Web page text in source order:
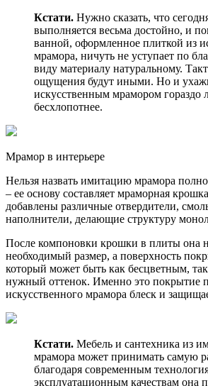
Кстати. Нужно сказать, что
выполняется весьма достойно, и
ванной, оформленное плиткой из
мрамора, ничуть не уступает по
виду материалу натуральному.
ощущения будут иными. Но и
искусственным мрамором гораздо
бесхлопотнее.
Мрамор в интерьере
Нельзя назвать имитацию мрамора
– ее основу составляет мраморная
добавлены различные отвердители,
наполнители, делающие структуру
После компоновки крошки в плиты она
необходимый размер, а поверхность
который может быть как бесцветным,
нужный оттенок. Именно это покрытие
искусственного мрамора блеск и
Кстати. Мебель и сантехника из
мрамора может принимать самую
благодаря современным
эксплуатационным качествам она